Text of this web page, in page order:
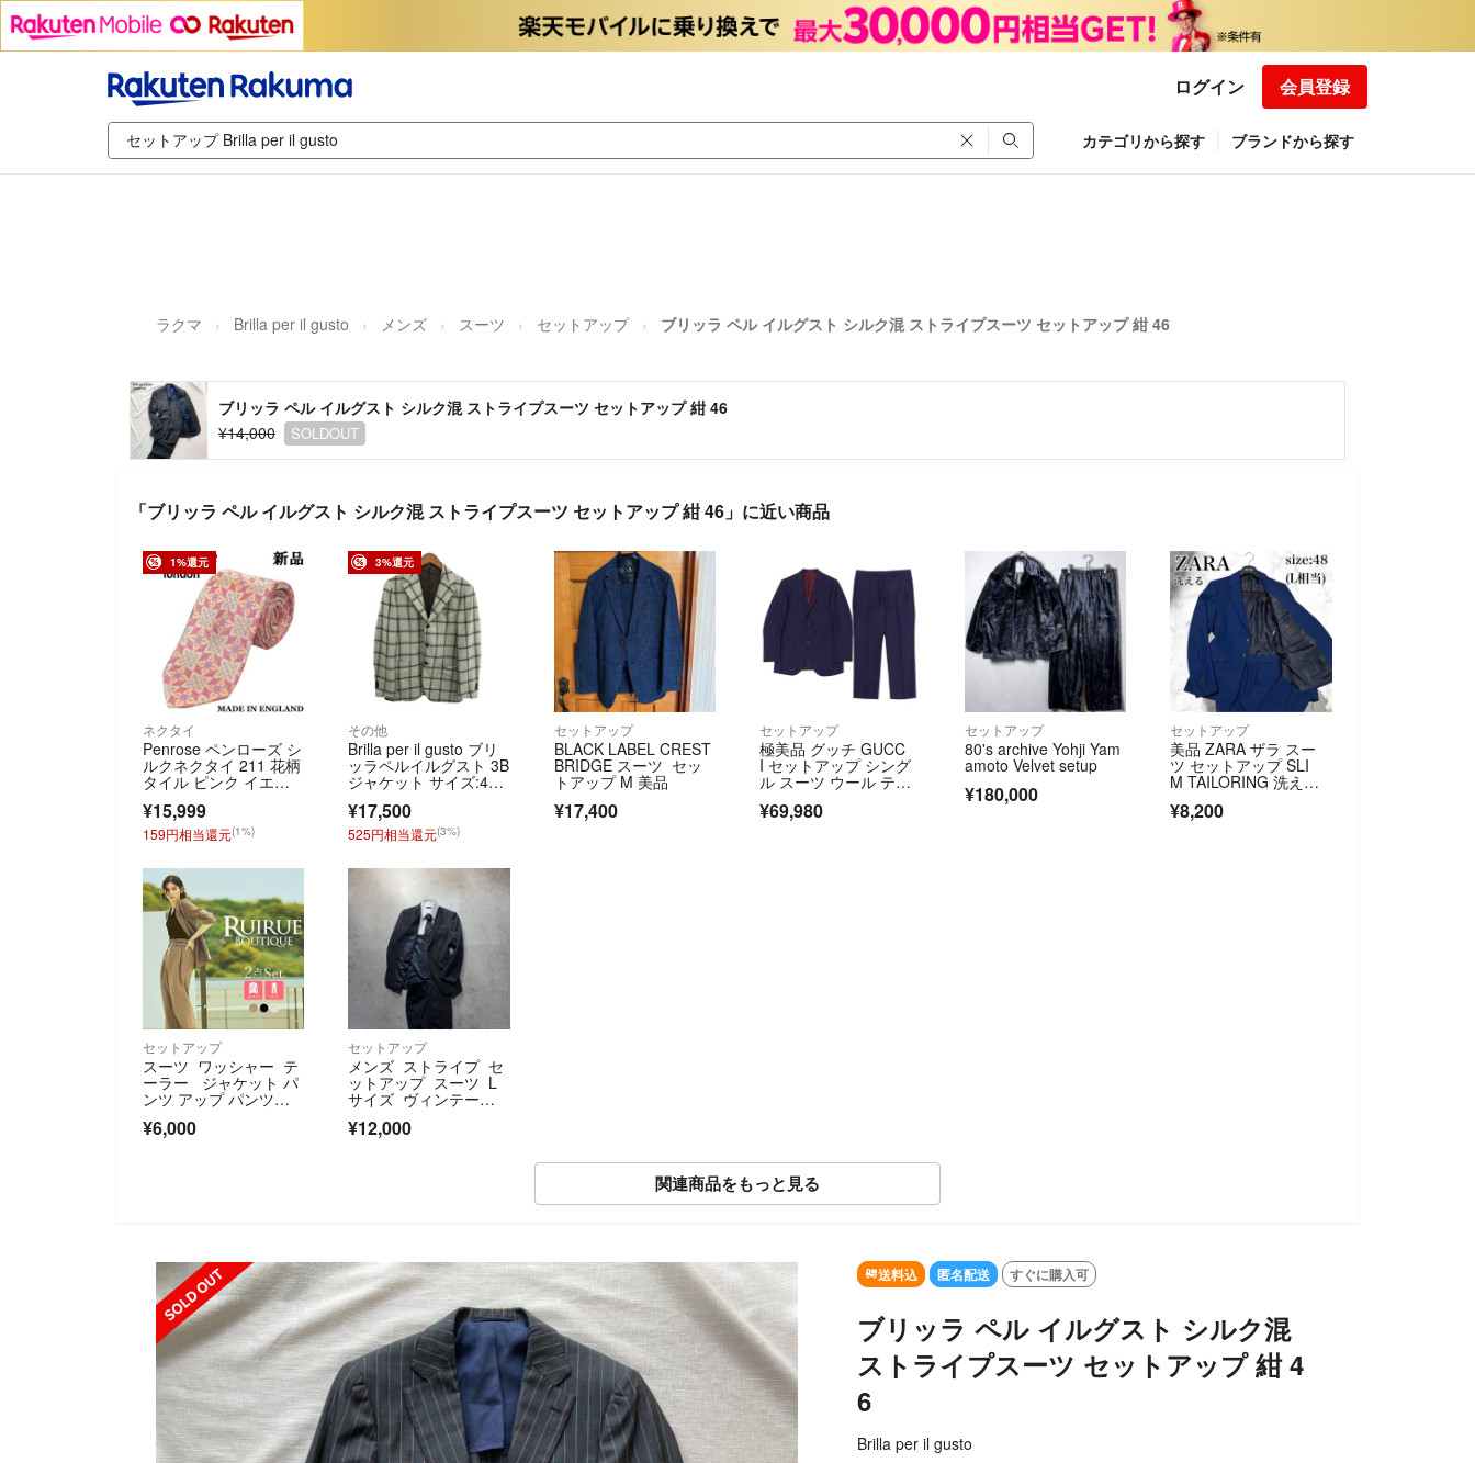
ログイン 会員登録
カテゴリから探す ブランドから探す
ラクマ Brilla per il gusto メンズ スーツ セットアップ ブリッラ ペル イルグスト シルク混 ストライプスーツ セットアップ 紺 46
ブリッラ ペル イルグスト シルク混 ストライプスーツ セットアップ 紺 46
¥14,000
SOLDOUT
「ブリッラ ペル イルグスト シルク混 ストライプスーツ セットアップ 紺 46」に近い商品
1%還元
ネクタイ
Penrose ペンローズ シ
ルクネクタイ 211 花柄
タイル ピンク イエロ
ー
¥15,999
159円相当還元(1%)
3%還元
その他
Brilla per il gusto ブリ
ッラペルイルグスト 3B
ジャケット サイズ:4
6 チェック/カシミヤ
混 ブラウン/ベージ
ュ メンズ / 240001195
159
¥17,500
525円相当還元(3%)
セットアップ
BLACK LABEL CREST
BRIDGE スーツ セッ
トアップ M 美品
¥17,400
セットアップ
極美品 グッチ GUCC
I セットアップ シング
ル スーツ ウール テー
ラードジャケット スラ
ックスパンツ メンズ 7-
¥69,980
セットアップ
80's archive Yohji Yam
amoto Velvet setup
¥180,000
セットアップ
美品 ZARA ザラ スー
ツ セットアップ SLI
M TAILORING 洗え
る シングル 2B ストレ
ッチ 無地 青 48 L
¥8,200
セットアップ
スーツ ワッシャー テ
ーラー ジャケット パ
ンツ アップ パンツス
¥6,000
セットアップ
メンズ ストライプ セ
ットアップ スーツ L
サイズ ヴィンテー
¥12,000
関連商品をもっと見る
SOLD OUT SOLD OUT
送料込 匿名配送 すぐに購入可
ブリッラ ペル イルグスト シルク混
ストライプスーツ セットアップ 紺 4
6
Brilla per il gusto